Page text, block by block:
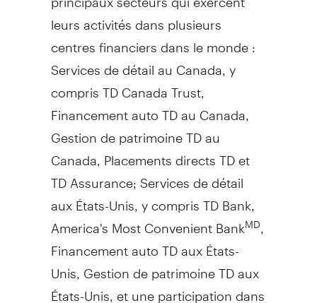
leurs activités dans plusieurs
centres financiers dans le monde :
Services de détail au Canada, y
compris TD Canada Trust,
Financement auto TD au Canada,
Gestion de patrimoine TD au
Canada, Placements directs TD et
TD Assurance; Services de détail
aux États-Unis, y compris TD Bank,
America's Most Convenient BankMD
Financement auto TD aux États-
Unis, Gestion de patrimoine TD aux
États-Unis, et une participation dans